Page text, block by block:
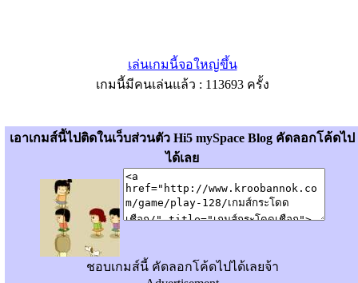
เล่นเกมนี้จอใหญ่ขึ้น
เกมนี้มีคนเล่นแล้ว : 113693 ครั้ง
เอาเกมส์นี้ไปติดในเว็บส่วนตัว Hi5 mySpace Blog คัดลอกโค้ดไป
ได้เลย
ชอบเกมส์นี้ คัดลอกโค้ดไปได้เลยจ้า